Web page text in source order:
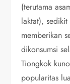
(terutama
laktat),
memberikan
dikonsumsi
Tiongkok
popularitas